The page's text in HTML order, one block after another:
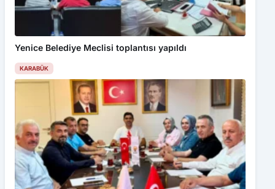
Yenice Belediye Meclisi toplantısı yapıldı
KARABÜK